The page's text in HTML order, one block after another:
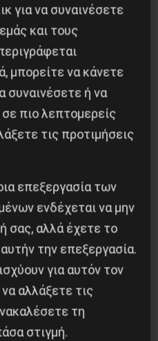
1936 στην
για να συναινέσετε
και τους
μπορείτε να κάνετε
συναινέσετε ή να
πιο λεπτομερείς
τις προτιμήσεις
επεξεργασία των
ενδέχεται να μην
σας, αλλά έχετε το
την επεξεργασία.
για αυτόν τον
αλλάξετε τις
τη
στιγμή.